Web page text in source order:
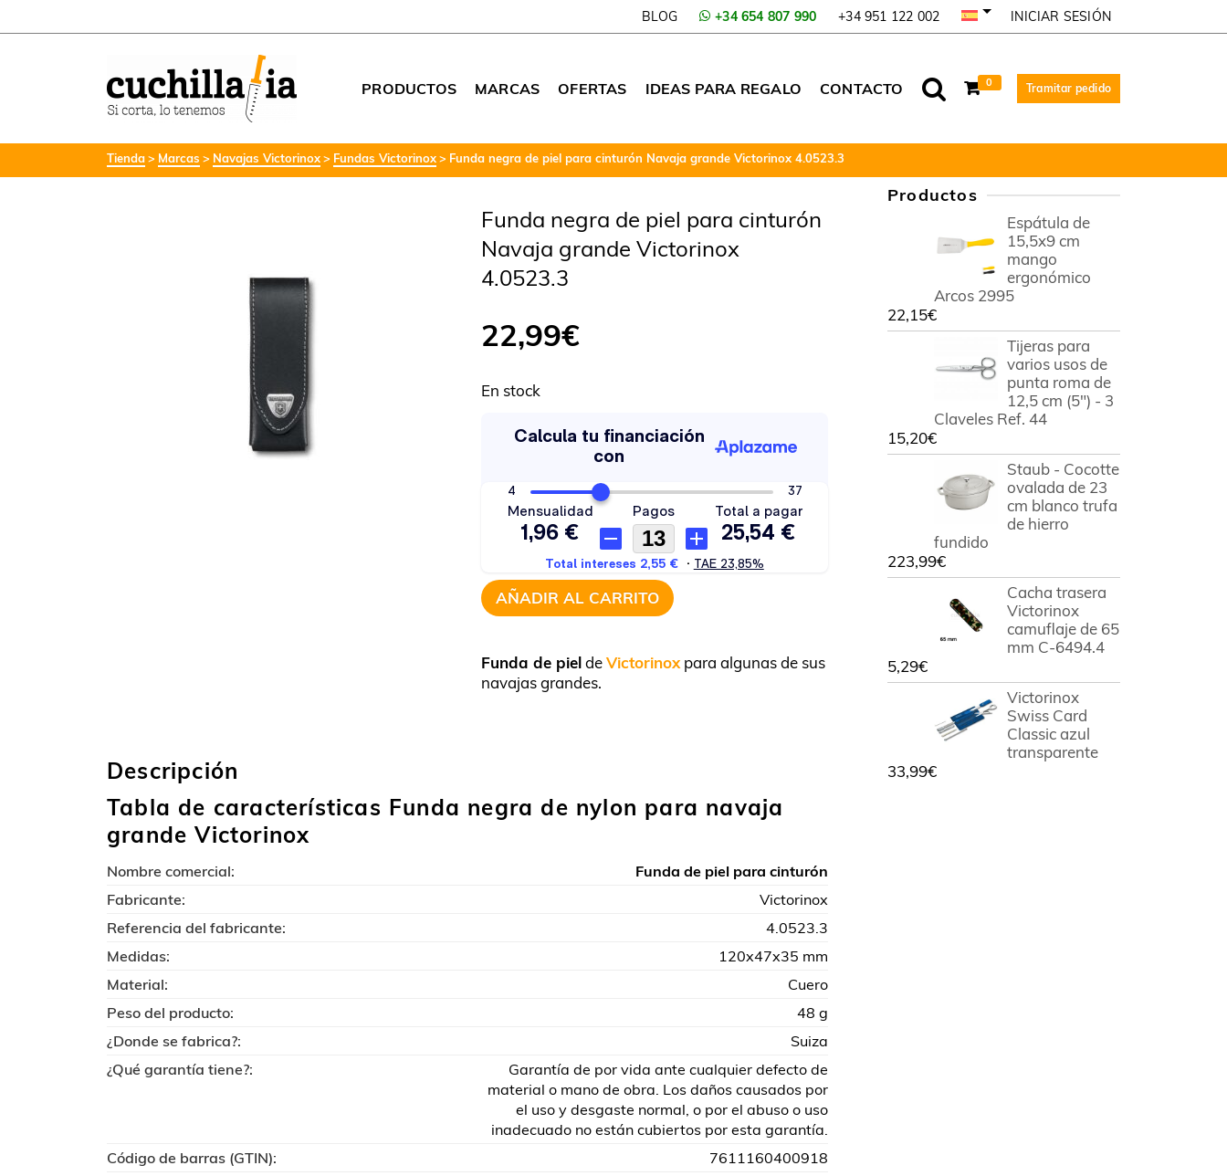
BLOG +34 654 807 990 +34 951 122 002 INICIAR SESIÓN
PRODUCTOS MARCAS OFERTAS IDEAS PARA REGALO CONTACTO 0 Tramitar pedido
Tienda Marcas Navajas Victorinox Fundas Victorinox Funda negra de piel para cinturón Navaja grande Victorinox 4.0523.3
Funda negra de piel para cinturón
Navaja grande Victorinox
4.0523.3
22,99€
En stock
AÑADIR AL CARRITO
Funda de pieldeVictorinox para algunas de sus
navajas grandes.
Descripción
Tabla de características Funda negra de nylon para navaja
grande Victorinox
Nombre comercial:
Funda de piel para cinturón
Fabricante:
Victorinox
Referencia del fabricante:
4.0523.3
Medidas:
120x47x35 mm
Material:
Cuero
Peso del producto:
48 g
¿Donde se fabrica?:
Suiza
¿Qué garantía tiene?:
Garantía de por vida ante cualquier defecto de
material o mano de obra. Los daños causados por
el uso y desgaste normal, o por el abuso o uso
inadecuado no están cubiertos por esta garantía.
Código de barras (GTIN):
7611160400918
Productos
Espátula de
15,5x9 cm
mango
ergonómico
Arcos 2995
22,15€
Tijeras para
varios usos de
punta roma de
12,5 cm (5") - 3
Claveles Ref. 44
15,20€
Staub - Cocotte
ovalada de 23
cm blanco trufa
de hierro
fundido
223,99€
Cacha trasera
Victorinox
camuflaje de 65
mm C-6494.4
5,29€
Victorinox
Swiss Card
Classic azul
transparente
33,99€